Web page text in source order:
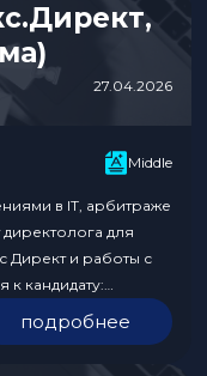
27.04.2026
Middle
в IT, арбитраже
для
Директ и работы с
к кандидату:
укажите, что
о
подробнее